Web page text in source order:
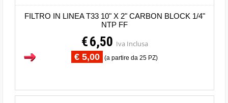
FILTRO IN LINEA T33 10" X 2" CARBON BLOCK 1/4"
NTP FF
€6,50 Iva Inclusa
€ 5,00 (a partire da 25 PZ)